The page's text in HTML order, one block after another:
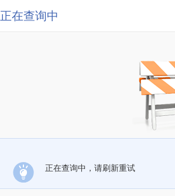
正在查询中
正在查询中，请刷新重试